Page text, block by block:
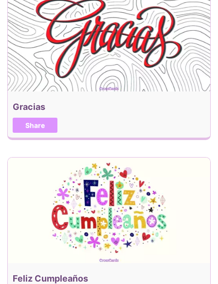
Gracias
Share
Feliz Cumpleaños